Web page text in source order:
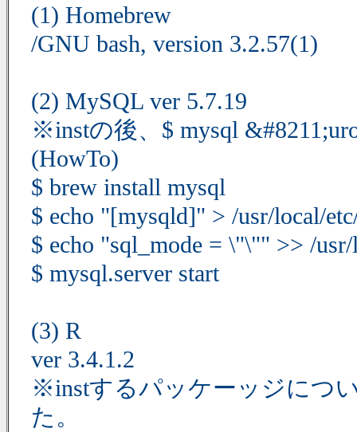
(1) Homebrew
/GNU bash, version 3.2.57(1)
(2) MySQL ver 5.7.19
※instの後、$ mysql
(HowTo)
$ brew install mysql
$ echo "[mysqld]" > /usr/local/
$ echo "sql_mode = \"\"" >> /
$ mysql.server start
(3) R
ver 3.4.1.2
※instするパッケーッジにつ
た。